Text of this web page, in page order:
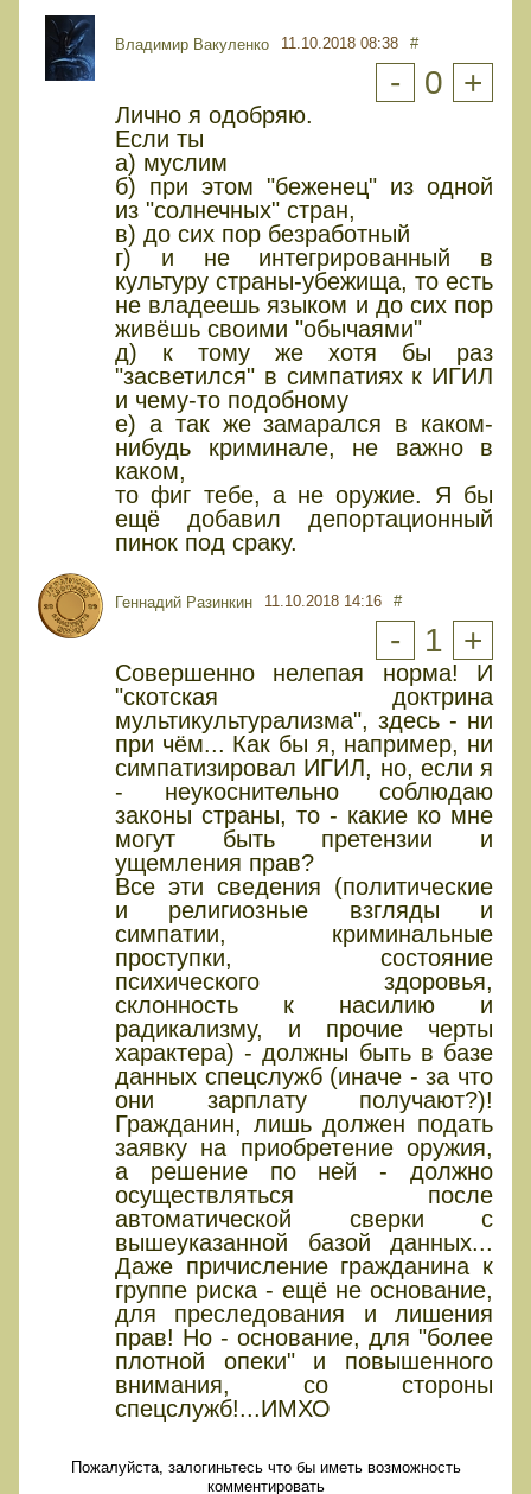
Владимир Вакуленко 11.10.2018 08:38 #
- 0 +
Лично я одобряю.
Если ты
а) муслим
б) при этом "беженец" из одной
из "солнечных" стран,
в) до сих пор безработный
г) и не интегрированный в
культуру страны-убежища, то есть
не владеешь языком и до сих пор
живёшь своими "обычаями"
д) к тому же хотя бы раз
"засветился" в симпатиях к ИГИЛ
и чему-то подобному
е) а так же замарался в каком-
нибудь криминале, не важно в
каком,
то фиг тебе, а не оружие. Я бы
ещё добавил депортационный
пинок под сраку.
Геннадий Разинкин 11.10.2018 14:16 #
- 1 +
Совершенно нелепая норма! И
"скотская доктрина
мультикультурализма", здесь - ни
при чём... Как бы я, например, ни
симпатизировал ИГИЛ, но, если я
- неукоснительно соблюдаю
законы страны, то - какие ко мне
могут быть претензии и
ущемления прав?
Все эти сведения (политические
и религиозные взгляды и
симпатии, криминальные
проступки, состояние
психического здоровья,
склонность к насилию и
радикализму, и прочие черты
характера) - должны быть в базе
данных спецслужб (иначе - за что
они зарплату получают?)!
Гражданин, лишь должен подать
заявку на приобретение оружия,
а решение по ней - должно
осуществляться после
автоматической сверки с
вышеуказанной базой данных...
Даже причисление гражданина к
группе риска - ещё не основание,
для преследования и лишения
прав! Но - основание, для "более
плотной опеки" и повышенного
внимания, со стороны
спецслужб!...ИМХО
Пожалуйста, залогиньтесь что бы иметь возможность
комментировать